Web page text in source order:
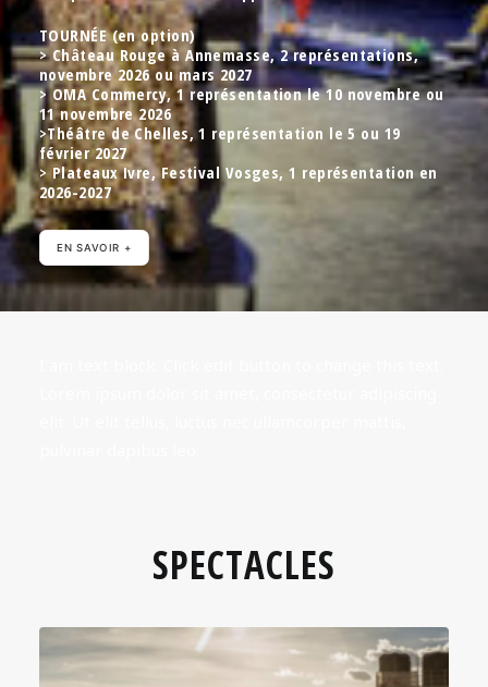
TOURNÉE (en option)
> Château Rouge à Annemasse, 2 représentations,
novembre 2026 ou mars 2027
> OMA Commercy, 1 représentation le 10 novembre ou
11 novembre 2026
>Théâtre de Chelles, 1 représentation le 5 ou 19
février 2027
> Plateaux Ivre, Festival Vosges, 1 représentation en
2026-2027
EN SAVOIR +
SPECTACLES